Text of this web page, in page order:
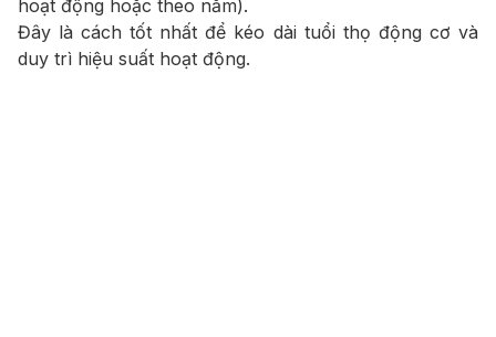
hoạt động hoặc theo năm).
Đây là cách tốt nhất để kéo dài tuổi thọ động cơ và
duy trì hiệu suất hoạt động.